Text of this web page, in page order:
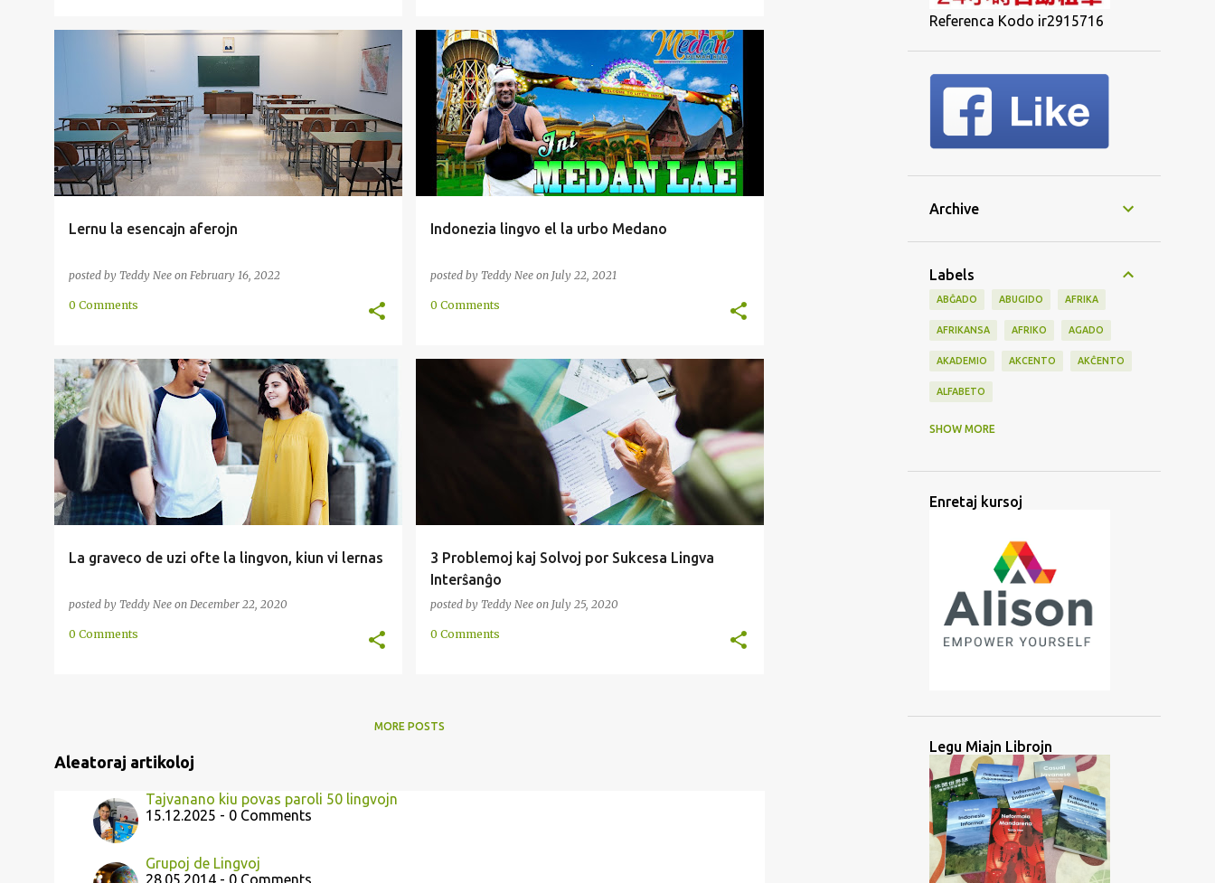
Lernu la esencajn aferojn
posted by Teddy Nee on February 16, 2022
GRAMATIKO
+
0 Comments
Indonezia lingvo el la urbo Medano
posted by Teddy Nee on July 22, 2021
AŬSKULTADO MEDANO NORDA PAROLADO
SLANGO +
SUMATERO
0 Comments
La graveco de uzi ofte la lingvon, kiun vi lernas
posted by Teddy Nee on December 22, 2020
AŬSKULTADO LEGADO METODO PAROLADO
SKRIBO
0 Comments
3 Problemoj kaj Solvoj por Sukcesa Lingva
Interŝanĝo
posted by Teddy Nee on July 25, 2020
AŬSKULTADO FRAZO INSTIGO
0 Comments
MORE POSTS
Aleatoraj artikoloj
Tajvanano kiu povas paroli 50 lingvojn
15.12.2025 - 0 Comments
Grupoj de Lingvoj
28.05.2014 - 0 Comments
Referenca Kodo ir2915716
Archive
Labels
ABĜADO ABUGIDO AFRIKA
AFRIKANSA AFRIKO AGADO
AKADEMIO AKCENTO AKĈENTO
ALFABETO
ARTOJ
ATLANSA
AŬSKULTADO AŬSKULTU
AŬSTRONEZIA AVANTAĜO
BATANO BEZONO BIBLIO
BILDOJ BIRMA BLOGO
BOLIVIO BRAHMIA BRITA
BRUNEJO BUSUU ĈAVAKANA
SHOW MORE
Enretaj kursoj
Legu Miajn Librojn